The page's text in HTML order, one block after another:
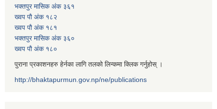
भक्तपुर मासिक अंक ३६१
ख्वप पौ अंक १८२
ख्वप पौ अंक १८१
भक्तपुर मासिक अंक ३६०
ख्वप पौ अंक १८०
पुराना प्रकाशनहरु हेर्नका लागि तलको लिन्कमा क्लिक गर्नुहोस् ।
http://bhaktapurmun.gov.np/ne/publications